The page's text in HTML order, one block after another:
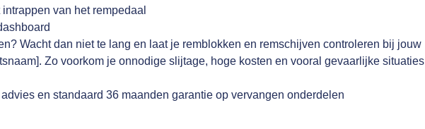
van het rempedaal
Wacht dan niet te lang en laat je remblokken en remschijven controleren bij jouw
Zo voorkom je onnodige slijtage, hoge kosten en vooral gevaarlijke situaties
en standaard 36 maanden garantie op vervangen onderdelen